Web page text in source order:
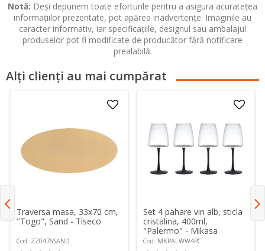
Notă: Deși depunem toate eforturile pentru a asigura acuratețea
informațiilor prezentate, pot apărea inadvertențe. Imaginile au
caracter informativ, iar specificațiile, designul sau ambalajul
produselor pot fi modificate de producător fără notificare
prealabilă.
Alți clienți au mai cumpărat
Traversa masa, 33x70 cm,
"Togo", Sand - Tiseco
Cod: ZZ0476SAND
Set 4 pahare vin alb, sticla
cristalina, 400ml,
"Palermo" - Mikasa
Cod: MKPALWW4PC